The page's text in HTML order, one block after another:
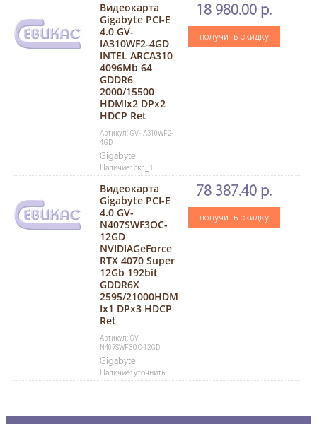
Видеокарта
Gigabyte PCI-E
4.0 GV-
IA310WF2-4GD
INTEL ARCA310
4096Mb 64
GDDR6
2000/15500
HDMIx2 DPx2
HDCP Ret
Артикул: GV-IA310WF2-
4GD
Gigabyte
Наличие: скл_1
18 980.00 р.
получить скидку
Видеокарта
Gigabyte PCI-E
4.0 GV-
N407SWF3OC-
12GD
NVIDIAGeForce
RTX 4070 Super
12Gb 192bit
GDDR6X
2595/21000HDM
Ix1 DPx3 HDCP
Ret
Артикул: GV-
N407SWF3OC-12GD
Gigabyte
Наличие: уточнить
78 387.40 р.
получить скидку